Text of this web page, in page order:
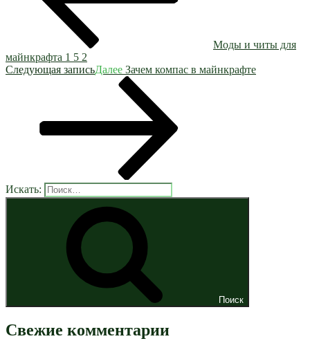
Моды и читы для
майнкрафта 1 5 2
Следующая записьДалее Зачем компас в майнкрафте
Искать:
Поиск
Свежие комментарии